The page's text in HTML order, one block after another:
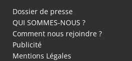
Dossier de presse
QUI SOMMES-NOUS ?
Comment nous rejoindre ?
Publicité
Mentions Légales